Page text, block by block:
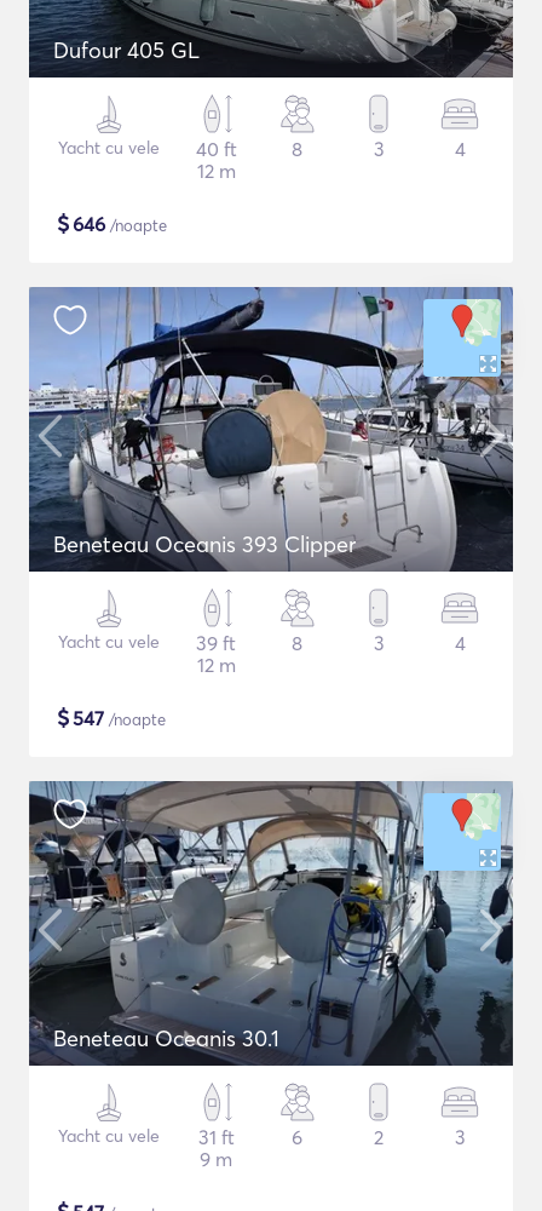
Dufour 405 GL
Yacht cu vele
40 ft
12 m
8 3 4
$646 /noapte
Beneteau Oceanis 393 Clipper
Yacht cu vele
39 ft
12 m
8 3 4
$547 /noapte
Beneteau Oceanis 30.1
Yacht cu vele
31 ft
9 m
6 2 3